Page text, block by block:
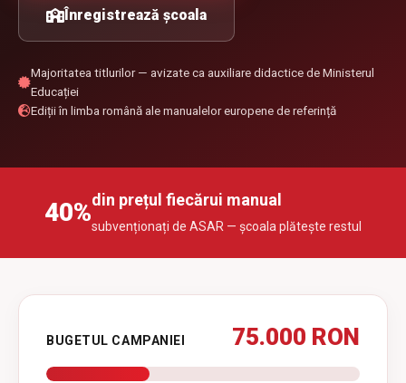
Înregistrează școala
Majoritatea titlurilor — avizate ca auxiliare didactice de Ministerul
Educației
Ediții în limba română ale manualelor europene de referință
40%din prețul fiecărui manual
subvenționați de ASAR — școala plătește restul
BUGETUL CAMPANIEI 75.000 RON